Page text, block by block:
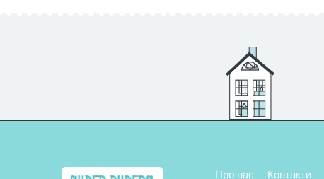
Про нас Контакти